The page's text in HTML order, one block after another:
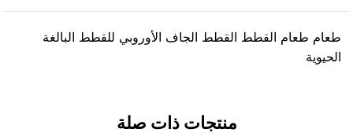
طعام طعام القطط القطط الجاف الأوروبي للقطط البالغة
الحيوية
منتجات ذات صلة